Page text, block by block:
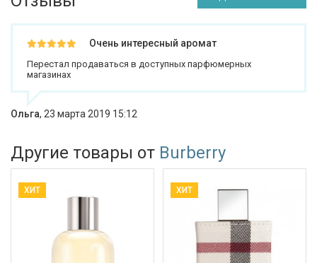
Очень интересный аромат
Перестал продаваться в доступных парфюмерных
магазинах
Ольга, 23 марта 2019 15:12
Другие товары от Burberry
ХИТ ХИТ